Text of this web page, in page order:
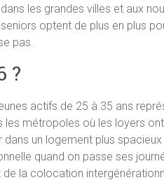
les grandes villes et aux
optent de plus en plus
pas.
?
actifs de 25 à 35 ans
métropoles où les loyers
un logement plus
quand on passe ses
la colocation